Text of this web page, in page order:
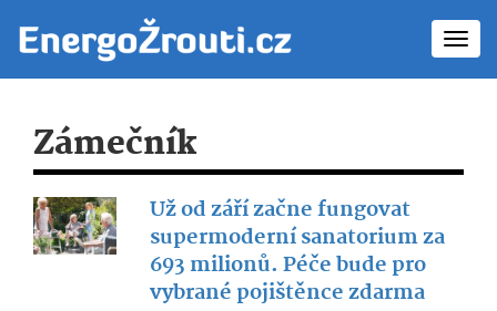
Zámečník
Už od září začne fungovat
supermoderní sanatorium za
693 milionů. Péče bude pro
vybrané pojištěnce zdarma